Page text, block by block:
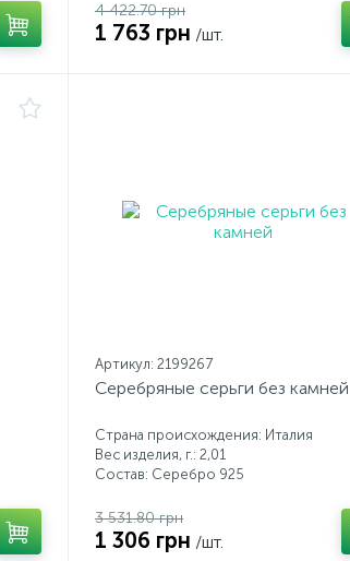
4 422.70 грн
1 763 грн /шт.
Артикул: 2199267
Серебряные серьги без камней
Страна происхождения: Италия
Вес изделия, г.: 2,01
Состав: Серебро 925
3 531.80 грн
1 306 грн /шт.